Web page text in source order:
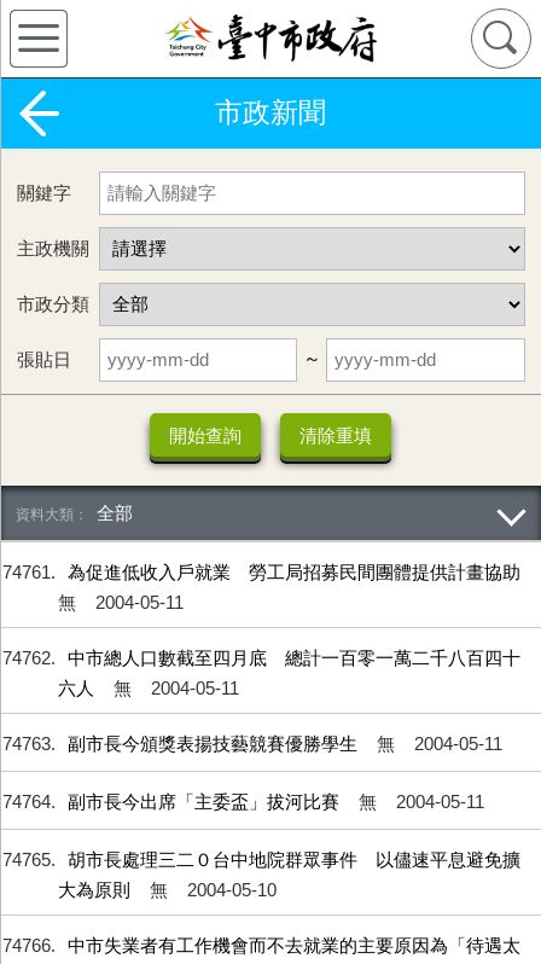
市政新聞
關鍵字
主政機關
市政分類
張貼日 ~
全部
74761
為促進低收入戶就業 勞工局招募民間團體提供計畫協助
無
2004-05-11
74762
中市總人口數截至四月底 總計一百零一萬二千八百四十
六人
無 2004-05-11
74763 副市長今頒獎表揚技藝競賽優勝學生 無 2004-05-11
74764 副市長今出席「主委盃」拔河比賽 無 2004-05-11
74765
胡市長處理三二０台中地院群眾事件 以儘速平息避免擴
大為原則
無 2004-05-10
74766
中市失業者有工作機會而不去就業的主要原因為「待遇太